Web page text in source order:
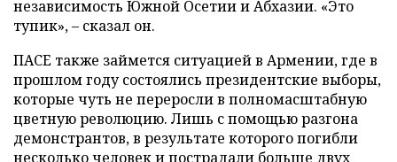
независимость Южной Осетии и Абхазии. «Это
тупик», – сказал он.
ПАСЕ также займется ситуацией в Армении, где в
прошлом году состоялись президентские выборы,
которые чуть не переросли в полномасштабную
цветную революцию. Лишь с помощью разгона
демонстрантов, в результате которого погибли
несколько человек и пострадали больше двух